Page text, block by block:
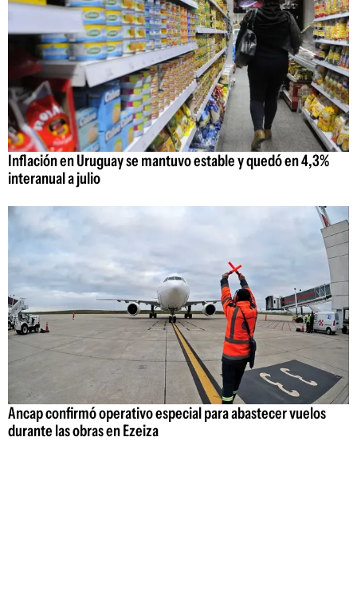
Inflación en Uruguay se mantuvo estable y quedó en 4,3%
interanual a julio
Ancap confirmó operativo especial para abastecer vuelos
durante las obras en Ezeiza